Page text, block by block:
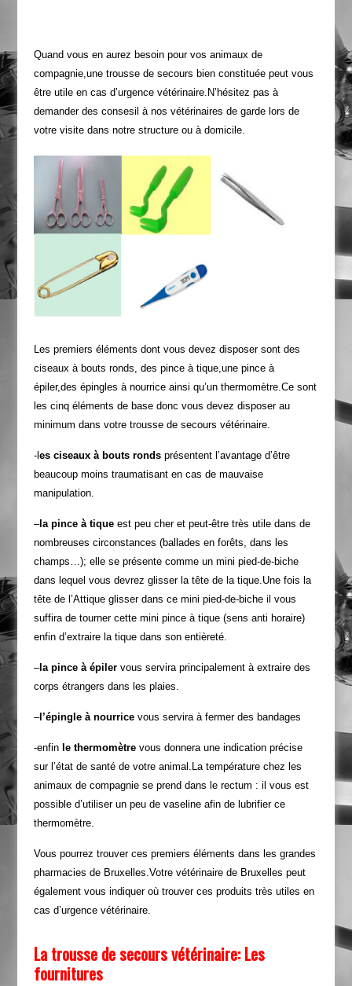
Quand vous en aurez besoin pour vos animaux de
compagnie,une trousse de secours bien constituée peut vous
être utile en cas d’urgence vétérinaire.N’hésitez pas à
demander des consesil à nos vétérinaires de garde lors de
votre visite dans notre structure ou à domicile.
Les premiers éléments dont vous devez disposer sont des
ciseaux à bouts ronds, des pince à tique,une pince à
épiler,des épingles à nourrice ainsi qu’un thermomètre.Ce sont
les cinq éléments de base donc vous devez disposer au
minimum dans votre trousse de secours vétérinaire.
-l es ciseaux à bouts rondsprésentent l’avantage d’être
beaucoup moins traumatisant en cas de mauvaise
manipulation.
–la pince à tiqueest peu cher et peut-être très utile dans de
nombreuses circonstances (ballades en forêts, dans les
champs…); elle se présente comme un mini pied-de-biche
dans lequel vous devrez glisser la tête de la tique.Une fois la
tête de l’Attique glisser dans ce mini pied-de-biche il vous
suffira de tourner cette mini pince à tique (sens anti horaire)
enfin d’extraire la tique dans son entièreté.
–la pince à épilervous servira principalement à extraire des
corps étrangers dans les plaies.
–l’épingle à nourricevous servira à fermer des bandages
-enfin le thermomètrevous donnera une indication précise
sur l’état de santé de votre animal.La température chez les
animaux de compagnie se prend dans le rectum : il vous est
possible d’utiliser un peu de vaseline afin de lubrifier ce
thermomètre.
Vous pourrez trouver ces premiers éléments dans les grandes
pharmacies de Bruxelles.Votre vétérinaire de Bruxelles peut
également vous indiquer où trouver ces produits très utiles en
cas d’urgence vétérinaire.
La trousse de secours vétérinaire: Les
fournitures